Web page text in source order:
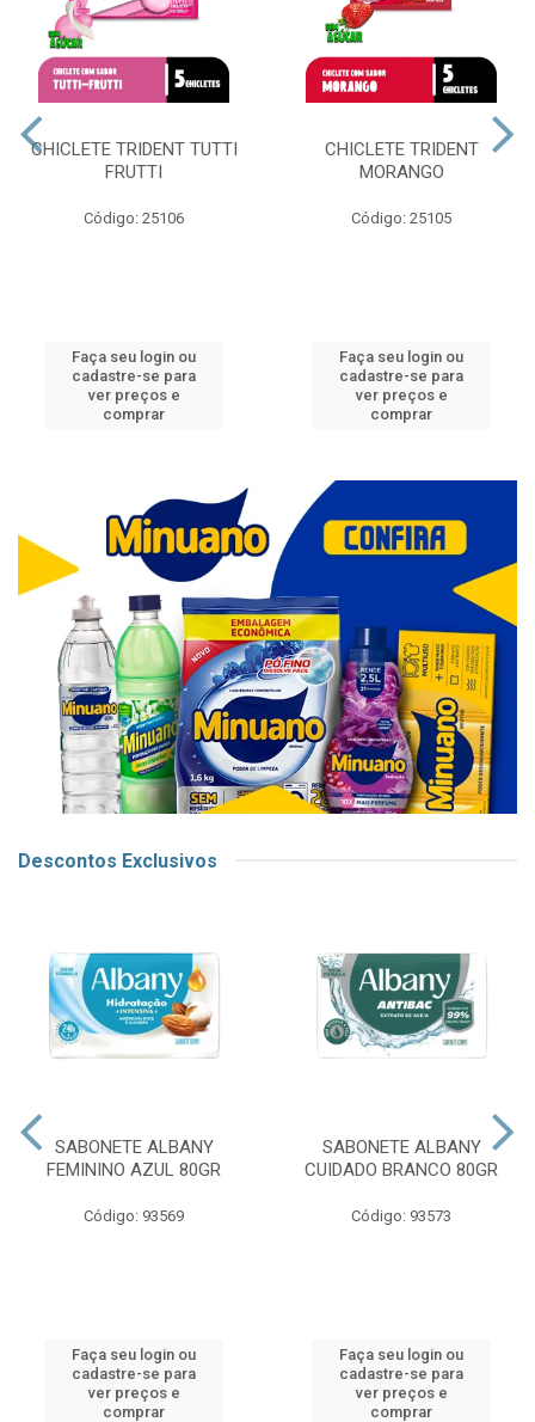
CHICLETE TRIDENT TUTTI
FRUTTI
Código: 25106
Faça seu login ou
cadastre-se para
ver preços e
comprar
CHICLETE TRIDENT
MORANGO
Código: 25105
Faça seu login ou
cadastre-se para
ver preços e
comprar
Descontos Exclusivos
SABONETE ALBANY
FEMININO AZUL 80GR
Código: 93569
Faça seu login ou
cadastre-se para
ver preços e
comprar
SABONETE ALBANY
CUIDADO BRANCO 80GR
Código: 93573
Faça seu login ou
cadastre-se para
ver preços e
comprar